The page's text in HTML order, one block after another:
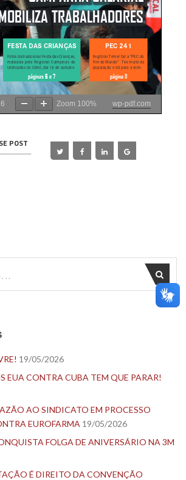
Zoom 100% wp-pdf.com
POST
19/05/2026
EUA CONTRA CUBA TEM QUE PARAR!
AO SINDICATO EM PROCESSO
EUROFARMA 19/05/2026
FOLGA DE ANIVERSÁRIO NA 3M
É DIREITO DA CONVENÇÃO